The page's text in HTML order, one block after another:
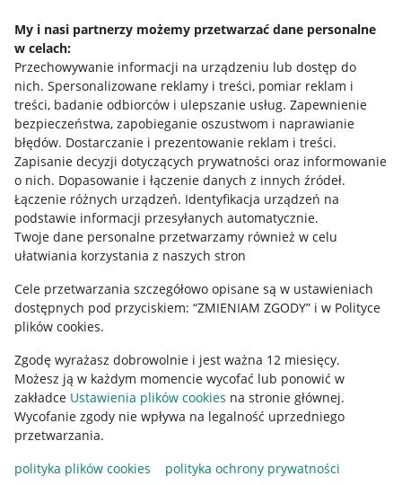
My i nasi partnerzy możemy przetwarzać dane personalne
w celach:
Przechowywanie informacji na urządzeniu lub dostęp do
nich. Spersonalizowane reklamy i treści, pomiar reklam i
treści, badanie odbiorców i ulepszanie usług. Zapewnienie
bezpieczeństwa, zapobieganie oszustwom i naprawianie
błędów. Dostarczanie i prezentowanie reklam i treści.
Zapisanie decyzji dotyczących prywatności oraz informowanie
o nich. Dopasowanie i łączenie danych z innych źródeł.
Łączenie różnych urządzeń. Identyfikacja urządzeń na
podstawie informacji przesyłanych automatycznie.
Twoje dane personalne przetwarzamy również w celu
ułatwiania korzystania z naszych stron
Cele przetwarzania szczegółowo opisane są w ustawieniach
dostępnych pod przyciskiem: “ZMIENIAM ZGODY” i w Polityce
plików cookies.
Zgodę wyrażasz dobrowolnie i jest ważna 12 miesięcy.
Możesz ją w każdym momencie wycofać lub ponowić w
zakładce Ustawienia plików cookies na stronie głównej.
Wycofanie zgody nie wpływa na legalność uprzedniego
przetwarzania.
polityka plików cookies
polityka ochrony prywatności
Allegro Gadane dla sprzedających
Allegro Gadane dla kupujących
Mapa miejscowości
Informacje prawne
Regulamin
Polityka plików "cookies"
Ustawienia plików "cookies"
Udostępnianie lokalizacji
Informacje dla Aktu o Usługach Cyfrowych
Pobierz aplikację